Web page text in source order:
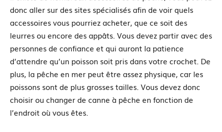
donc aller sur des sites spécialisés afin de voir quels
accessoires vous pourriez acheter, que ce soit des
leurres ou encore des appâts. Vous devez partir avec des
personnes de confiance et qui auront la patience
d’attendre qu’un poisson soit pris dans votre crochet. De
plus, la pêche en mer peut être assez physique, car les
poissons sont de plus grosses tailles. Vous devez donc
choisir ou changer de canne à pêche en fonction de
l’endroit où vous êtes.